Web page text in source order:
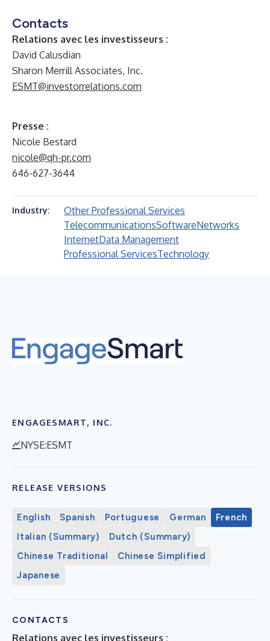
Contacts
Relations avec les investisseurs :
David Calusdian
Sharon Merrill Associates, Inc.
ESMT@investorrelations.com
Presse :
Nicole Bestard
nicole@qh-pr.com
646-627-3644
Industry:
Other Professional Services
TelecommunicationsSoftwareNetworks
InternetData Management
Professional ServicesTechnology
ENGAGESMART, INC.
NYSE:ESMT
RELEASE VERSIONS
English Spanish Portuguese German
French
Italian (Summary)
Dutch (Summary)
Chinese Traditional
Chinese Simplified
Japanese
CONTACTS
Relations avec les investisseurs :